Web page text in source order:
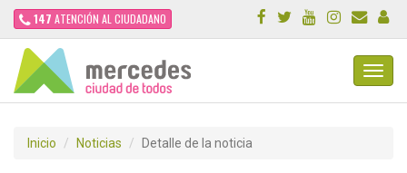
147 ATENCIÓN AL CIUDADANO
Inicio Noticias Detalle de la noticia